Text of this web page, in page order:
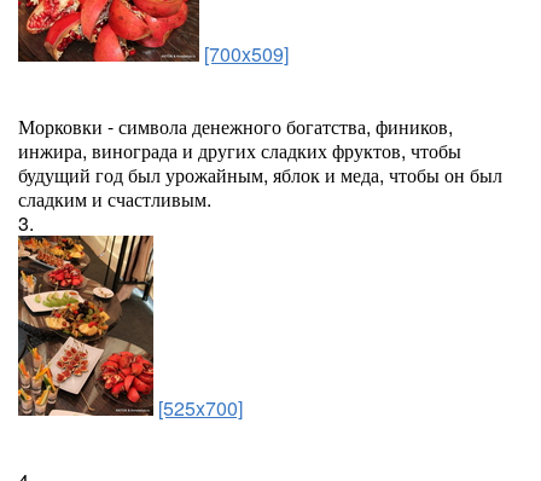
[700x509]
Морковки - символа денежного богатства, фиников,
инжира, винограда и других сладких фруктов, чтобы
будущий год был урожайным, яблок и меда, чтобы он был
сладким и счастливым.
3.
[525x700]